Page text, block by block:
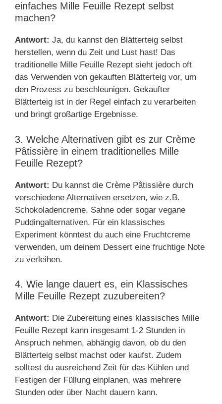
einfaches Mille Feuille Rezept selbst
machen?
Antwort: Ja, du kannst den Blätterteig selbst
herstellen, wenn du Zeit und Lust hast! Das
traditionelle Mille Feuille Rezept sieht jedoch oft
das Verwenden von gekauften Blätterteig vor, um
den Prozess zu beschleunigen. Gekaufter
Blätterteig ist in der Regel einfach zu verarbeiten
und bringt großartige Ergebnisse.
3. Welche Alternativen gibt es zur Crème
Pâtissière in einem traditionelles Mille
Feuille Rezept?
Antwort: Du kannst die Crème Pâtissière durch
verschiedene Alternativen ersetzen, wie z.B.
Schokoladencreme, Sahne oder sogar vegane
Puddingalternativen. Für ein klassisches
Experiment könntest du auch eine Fruchtcreme
verwenden, um deinem Dessert eine fruchtige Note
zu verleihen.
4. Wie lange dauert es, ein Klassisches
Mille Feuille Rezept zuzubereiten?
Antwort: Die Zubereitung eines klassisches Mille
Feuille Rezept kann insgesamt 1-2 Stunden in
Anspruch nehmen, abhängig davon, ob du den
Blätterteig selbst machst oder kaufst. Zudem
solltest du ausreichend Zeit für das Kühlen und
Festigen der Füllung einplanen, was mehrere
Stunden oder über Nacht dauern kann.